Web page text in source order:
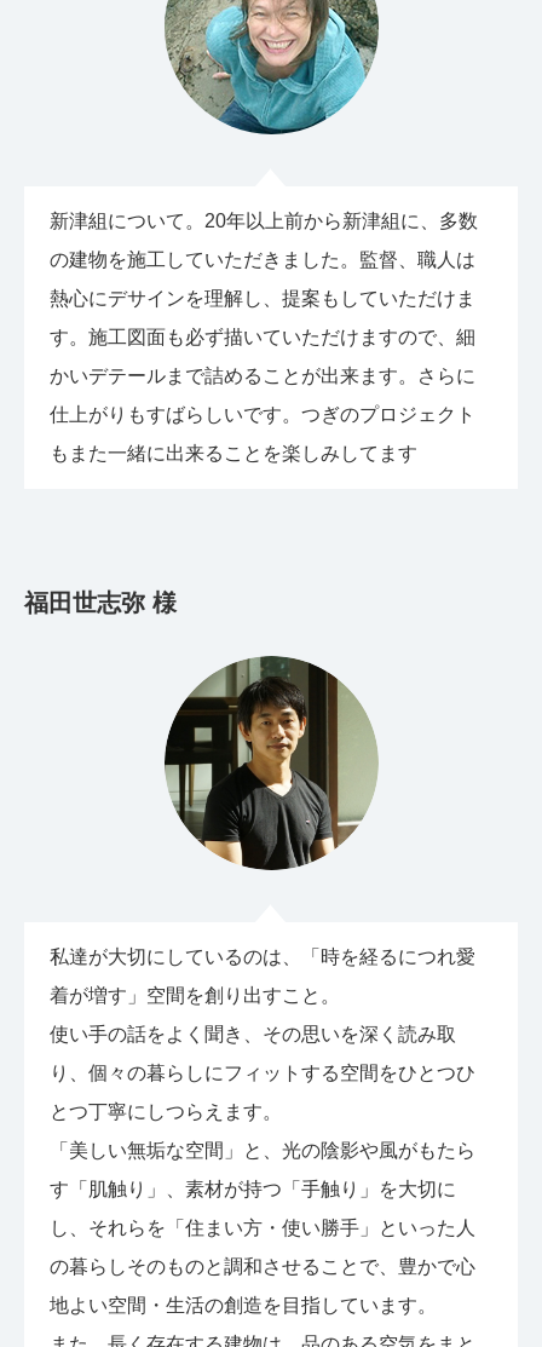
新津組について。20年以上前から新津組に、多数
の建物を施工していただきました。監督、職人は
熱心にデサインを理解し、提案もしていただけま
す。施工図面も必ず描いていただけますので、細
かいデテールまで詰めることが出来ます。さらに
仕上がりもすばらしいです。つぎのプロジェクト
もまた一緒に出来ることを楽しみしてます
福田世志弥 様
私達が大切にしているのは、「時を経るにつれ愛
着が増す」空間を創り出すこと。
使い手の話をよく聞き、その思いを深く読み取
り、個々の暮らしにフィットする空間をひとつひ
とつ丁寧にしつらえます。
「美しい無垢な空間」と、光の陰影や風がもたら
す「肌触り」、素材が持つ「手触り」を大切に
し、それらを「住まい方・使い勝手」といった人
の暮らしそのものと調和させることで、豊かで心
地よい空間・生活の創造を目指しています。